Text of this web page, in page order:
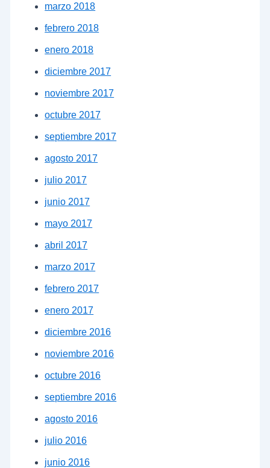
marzo 2018
febrero 2018
enero 2018
diciembre 2017
noviembre 2017
octubre 2017
septiembre 2017
agosto 2017
julio 2017
junio 2017
mayo 2017
abril 2017
marzo 2017
febrero 2017
enero 2017
diciembre 2016
noviembre 2016
octubre 2016
septiembre 2016
agosto 2016
julio 2016
junio 2016